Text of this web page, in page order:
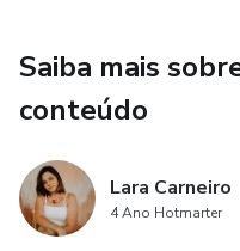
Saiba mais
conteúdo
Lara Carneiro
4 Ano Hotmarter